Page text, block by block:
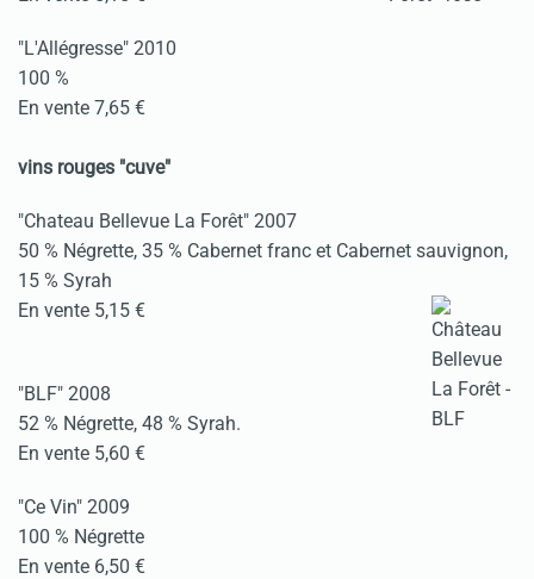
"L'Allégresse" 2010
100 %
En vente 7,65 €
vins rouges "cuve"
"Chateau Bellevue La Forêt" 2007
50 % Négrette, 35 % Cabernet franc et Cabernet sauvignon,
15 % Syrah
En vente 5,15 €
"BLF" 2008
52 % Négrette, 48 % Syrah.
En vente 5,60 €
"Ce Vin" 2009
100 % Négrette
En vente 6,50 €